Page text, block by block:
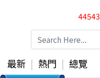
44543
最新 熱門 總覽